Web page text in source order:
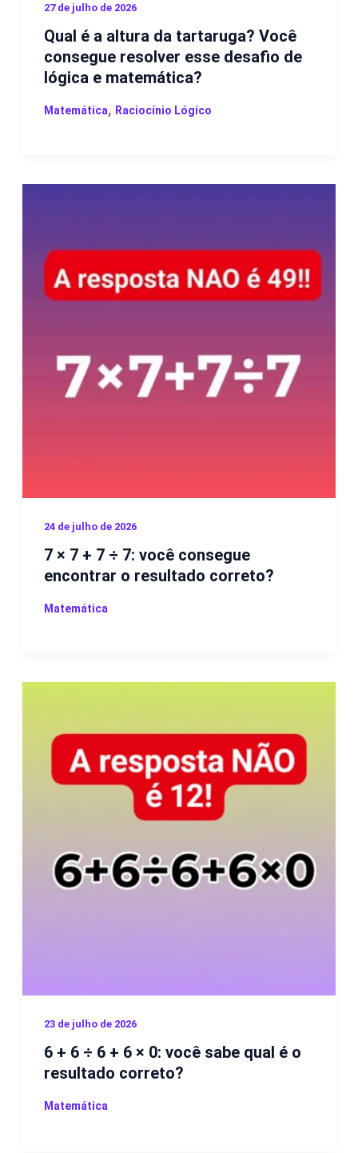
27 de julho de 2026
Qual é a altura da tartaruga? Você
consegue resolver esse desafio de
lógica e matemática?
Matemática, Raciocínio Lógico
24 de julho de 2026
7 × 7 + 7 ÷ 7: você consegue
encontrar o resultado correto?
Matemática
23 de julho de 2026
6 + 6 ÷ 6 + 6 × 0: você sabe qual é o
resultado correto?
Matemática